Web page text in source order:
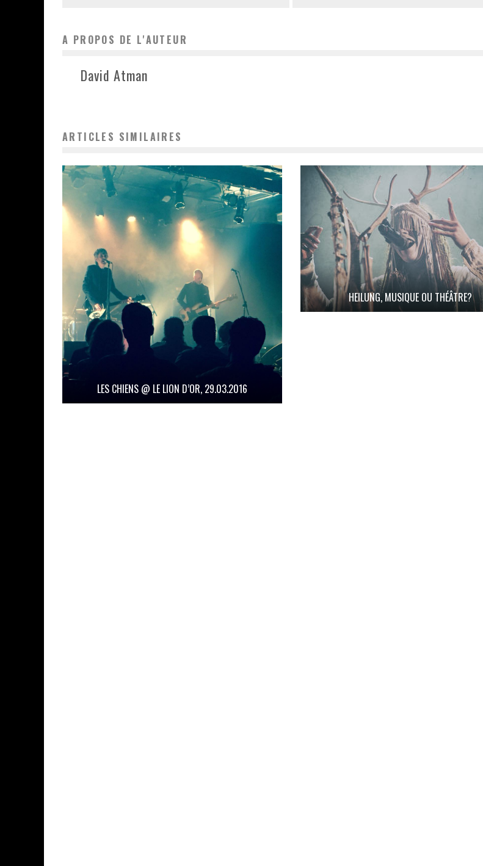
A PROPOS DE L'AUTEUR
David Atman
ARTICLES SIMILAIRES
LES CHIENS @ LE LION D’OR, 29.03.2016
HEILUNG, MUSIQUE OU THÉÂTRE?